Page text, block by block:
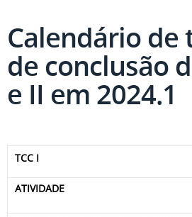
Calendário de
de conclusão
e II em 2024.1
TCC I
ATIVIDADE